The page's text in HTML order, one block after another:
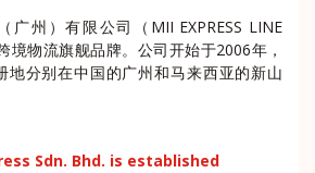
广州）有限公司（MII EXPRESS LINE
境物流旗舰品牌。公司开始于2006年，
地分别在中国的广州和马来西亚的新山
Sdn. Bhd. is established